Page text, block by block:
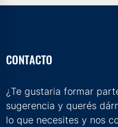
CONTACTO
¿Te gustaria formar
sugerencia y querés
lo que necesites y nos